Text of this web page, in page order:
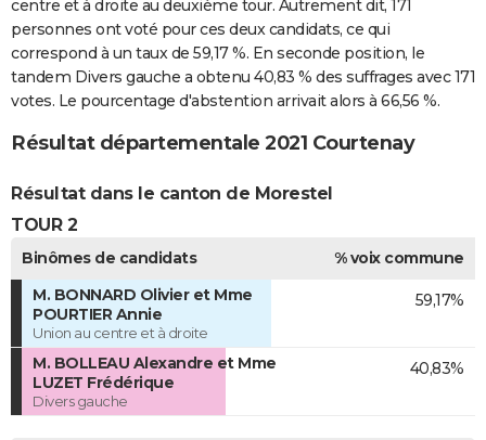
centre et à droite au deuxième tour. Autrement dit, 171
personnes ont voté pour ces deux candidats, ce qui
correspond à un taux de 59,17 %. En seconde position, le
tandem Divers gauche a obtenu 40,83 % des suffrages avec 171
votes. Le pourcentage d'abstention arrivait alors à 66,56 %.
Résultat départementale 2021 Courtenay
Résultat dans le canton de Morestel
TOUR 2
Binômes de candidats
% voix commune
M. BONNARD Olivier et Mme
POURTIER Annie
Union au centre et à droite
59,17%
M. BOLLEAU Alexandre et Mme
LUZET Frédérique
Divers gauche
40,83%